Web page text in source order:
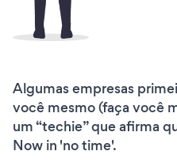
Algumas empresas
você mesmo (faça você
um “techie” que afirma
Now in 'no time'.